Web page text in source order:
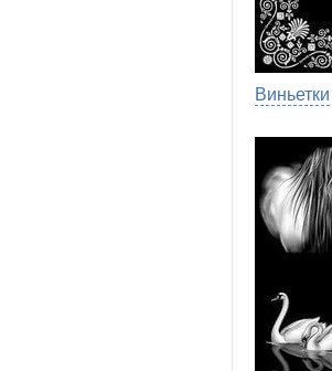
Виньетки